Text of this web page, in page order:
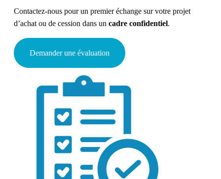
Contactez-nous pour un premier échange sur votre projet
d’achat ou de cession dans un cadre confidentiel.
Demander une évaluation